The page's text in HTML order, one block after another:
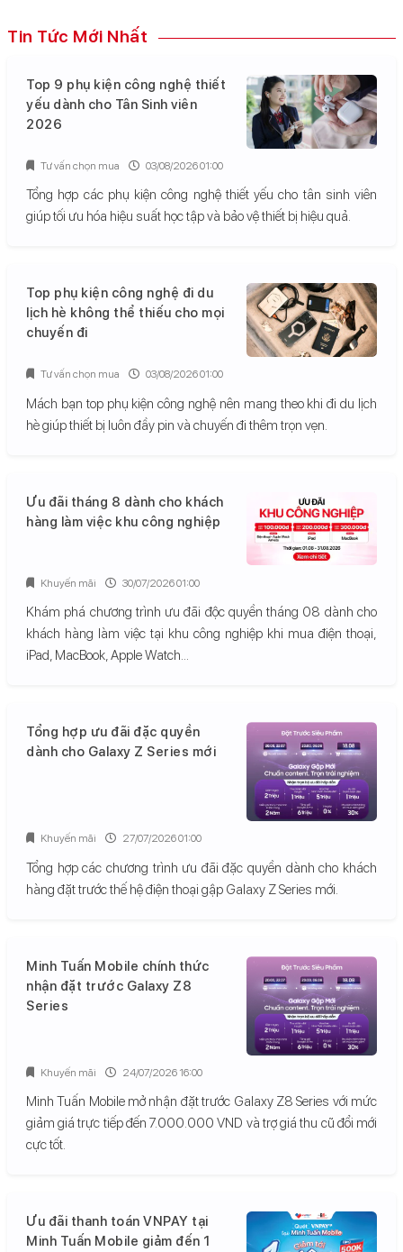
Tin Tức Mới Nhất
Top 9 phụ kiện công nghệ thiết
yếu dành cho Tân Sinh viên
2026
Tổng hợp các phụ kiện công nghệ thiết yếu cho tân sinh viên
giúp tối ưu hóa hiệu suất học tập và bảo vệ thiết bị hiệu quả.
Tư vấn chọn mua 03/08/2026 01:00
Top phụ kiện công nghệ đi du
lịch hè không thể thiếu cho mọi
chuyến đi
Mách bạn top phụ kiện công nghệ nên mang theo khi đi du lịch
hè giúp thiết bị luôn đầy pin và chuyến đi thêm trọn vẹn.
Tư vấn chọn mua 03/08/2026 01:00
Ưu đãi tháng 8 dành cho khách
hàng làm việc khu công nghiệp
Khám phá chương trình ưu đãi độc quyền tháng 08 dành cho
khách hàng làm việc tại khu công nghiệp khi mua điện thoại,
iPad, MacBook, Apple Watch...
Khuyến mãi 30/07/2026 01:00
Tổng hợp ưu đãi đặc quyền
dành cho Galaxy Z Series mới
Tổng hợp các chương trình ưu đãi đặc quyền dành cho khách
hàng đặt trước thế hệ điện thoại gập Galaxy Z Series mới.
Khuyến mãi 27/07/2026 01:00
Minh Tuấn Mobile chính thức
nhận đặt trước Galaxy Z8
Series
Minh Tuấn Mobile mở nhận đặt trước Galaxy Z8 Series với mức
giảm giá trực tiếp đến 7.000.000 VND và trợ giá thu cũ đổi mới
cực tốt.
Khuyến mãi 24/07/2026 16:00
Ưu đãi thanh toán VNPAY tại
Minh Tuấn Mobile giảm đến 1